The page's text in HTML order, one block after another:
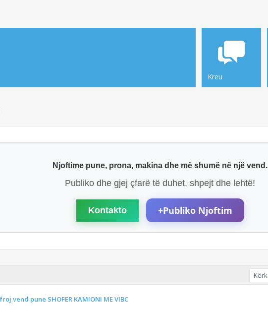
Kreu
Njoftime pune, prona, makina dhe më shumë në një vend.
Publiko dhe gjej çfarë të duhet, shpejt dhe lehtë!
Kontakto +Publiko Njoftim
vend pune SHOFER KAMIONI ME VIBC